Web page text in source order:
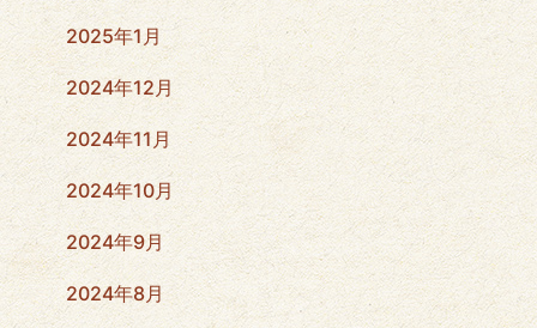
2025年1月
2024年12月
2024年11月
2024年10月
2024年9月
2024年8月